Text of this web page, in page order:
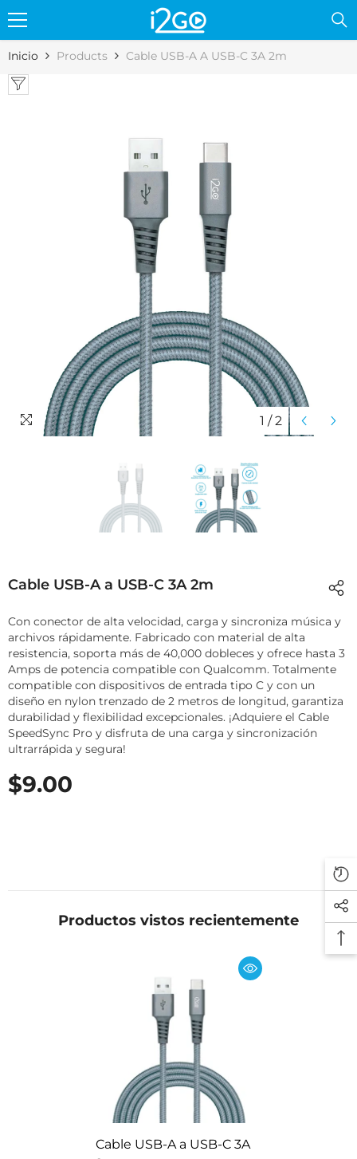
Skip to content
Inicio Products Cable USB-A A USB-C 3A 2m
1 / 2
Cable USB-A a USB-C 3A 2m
Con conector de alta velocidad, carga y sincroniza música y
archivos rápidamente. Fabricado con material de alta
resistencia, soporta más de 40,000 dobleces y ofrece hasta 3
Amps de potencia compatible con Qualcomm. Totalmente
compatible con dispositivos de entrada tipo C y con un
diseño en nylon trenzado de 2 metros de longitud, garantiza
durabilidad y flexibilidad excepcionales. ¡Adquiere el Cable
SpeedSync Pro y disfruta de una carga y sincronización
ultrarrápida y segura!
$9.00
Productos vistos recientemente
Cable USB-A a USB-C 3A